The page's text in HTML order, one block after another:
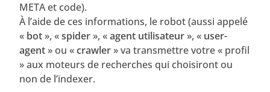
META et code).
À l’aide de ces informations, le robot (aussi appelé
« bot», «spider», «agent utilisateur», « user-
agent» ou «crawler» va transmettre votre « profil
» aux moteurs de recherches qui choisiront ou
non de l’indexer.